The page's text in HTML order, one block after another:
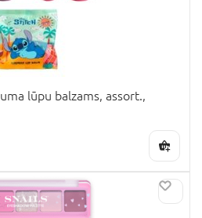
lūpu balzams, assort.,